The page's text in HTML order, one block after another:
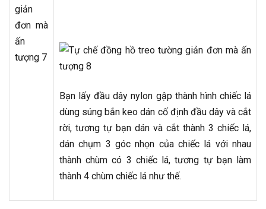
Bạn lấy đầu dây nylon gập thành hình chiếc lá
dùng súng bắn keo dán cố định đầu dây và cắt
rời, tương tự bạn dán và cắt thành 3 chiếc lá,
dán chụm 3 góc nhọn của chiếc lá với nhau
thành chùm có 3 chiếc lá, tương tự bạn làm
thành 4 chùm chiếc lá như thế.